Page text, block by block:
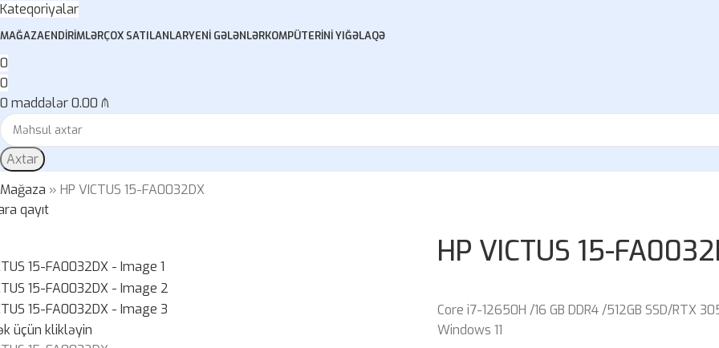
Kateqoriyalar
MAĞAZAENDIRIMLƏRÇOX SATILANLARYENI GƏLƏNLƏRKOMPÜTERINI YIĞƏLAQƏ
0
0
0 maddələr0.00 ₼
Axtar
Mağaza »HP VICTUS 15-FA0032DX
qayıt
üçün klikləyin
HP VICTUS 15-
Core i7-12650H /16 GB DDR4 /512GB SSD/RTX
Windows 11